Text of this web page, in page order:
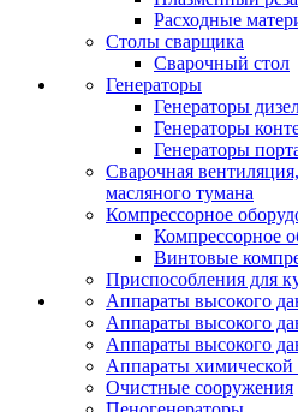
Расходные
Столы сварщика
Сварочный стол
Генераторы
Генераторы
Генераторы
Генераторы
Сварочная
масляного тумана
Компрессорное
Компрессорное
Винтовые
Приспособления для
Аппараты высокого
Аппараты высокого
Аппараты высокого
Аппараты химической
Очистные сооружения